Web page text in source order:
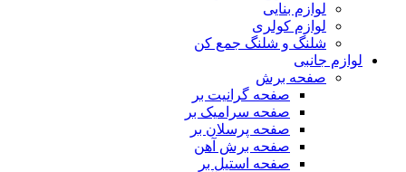
لوازم بنایی
لوازم کولری
شلنگ و شلنگ جمع کن
لوازم جانبی
صفحه برش
صفحه گرانیت بر
صفحه سرامیک بر
صفحه پرسلان بر
صفحه برش آهن
صفحه استیل بر